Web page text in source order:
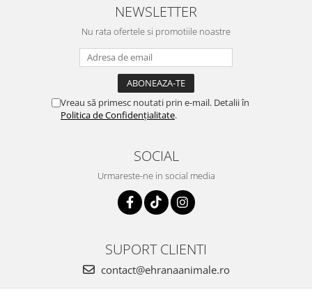
NEWSLETTER
Nu rata ofertele si promotiile noastre
Vreau să primesc noutati prin e-mail. Detalii în
Politica de Confidențialitate.
SOCIAL
Urmareste-ne in social media
SUPORT CLIENTI
contact@ehranaanimale.ro